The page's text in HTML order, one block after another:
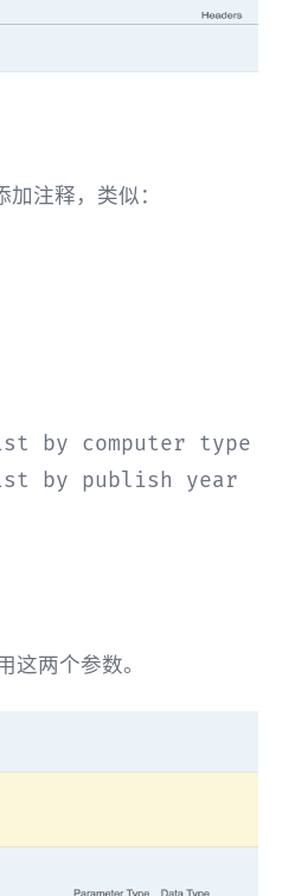
注释，类似：
by computer type
by publish year
两个参数。